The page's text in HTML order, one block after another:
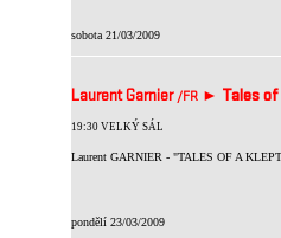
sobota 21/03/2009
Laurent Garnier/FR ► Tales
19:30 VELKÝ SÁL
Laurent GARNIER - "TALES OF A
pondělí 23/03/2009